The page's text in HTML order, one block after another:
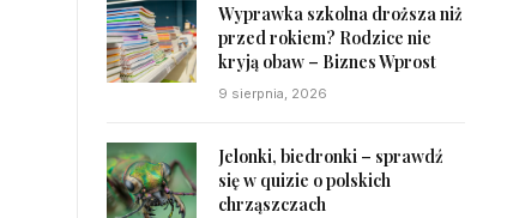
Wyprawka szkolna droższa niż
przed rokiem? Rodzice nie
kryją obaw – Biznes Wprost
9 sierpnia, 2026
Jelonki, biedronki – sprawdź
się w quizie o polskich
chrząszczach